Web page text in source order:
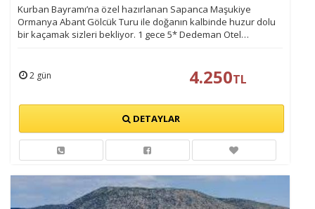
Kurban Bayramı’na özel hazırlanan Sapanca Maşukiye
Ormanya Abant Gölcük Turu ile doğanın kalbinde huzur dolu
bir kaçamak sizleri bekliyor. 1 gece 5* Dedeman Otel…
2 gün 4.250TL
DETAYLAR